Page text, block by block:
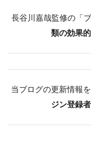
長谷川嘉哉監修の「
類の効果
当ブログの更新情報
ジン登録